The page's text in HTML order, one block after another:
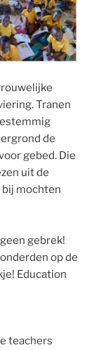
Tranen
de
gebed. Die
uit de
bij mochten
gebrek!
op de
Education
teachers